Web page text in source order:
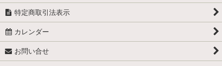
特定商取引法表示
カレンダー
お問い合せ